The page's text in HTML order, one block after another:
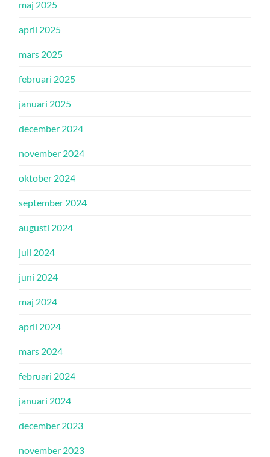
maj 2025
april 2025
mars 2025
februari 2025
januari 2025
december 2024
november 2024
oktober 2024
september 2024
augusti 2024
juli 2024
juni 2024
maj 2024
april 2024
mars 2024
februari 2024
januari 2024
december 2023
november 2023